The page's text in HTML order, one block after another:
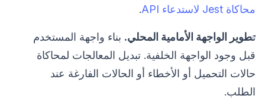
محاكاة Jest لاستدعاء API
.
تطوير الواجهة الأمامية المحلي. بناء واجهة المستخدم
قبل وجود الواجهة الخلفية. تبديل المعالجات لمحاكاة
حالات التحميل أو الأخطاء أو الحالات الفارغة عند
الطلب.